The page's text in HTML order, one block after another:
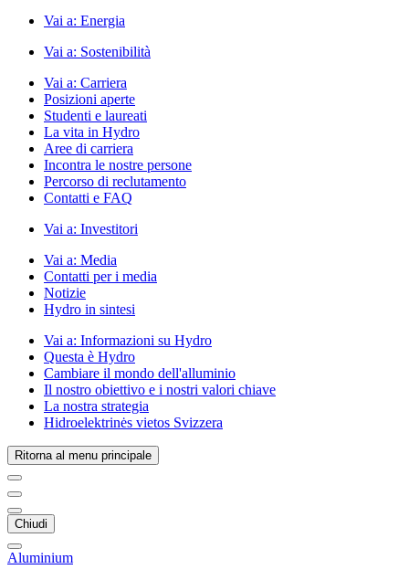
Vai a: Energia
Vai a: Sostenibilità
Vai a: Carriera
Posizioni aperte
Studenti e laureati
La vita in Hydro
Aree di carriera
Incontra le nostre persone
Percorso di reclutamento
Contatti e FAQ
Vai a: Investitori
Vai a: Media
Contatti per i media
Notizie
Hydro in sintesi
Vai a: Informazioni su Hydro
Questa è Hydro
Cambiare il mondo dell'alluminio
Il nostro obiettivo e i nostri valori chiave
La nostra strategia
Hidroelektrinės vietos Svizzera
Ritorna al menu principale
Chiudi
Aluminium